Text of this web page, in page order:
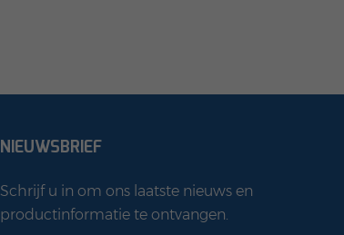
NIEUWSBRIEF
Schrijf u in om ons laatste nieuws en
productinformatie te ontvangen.